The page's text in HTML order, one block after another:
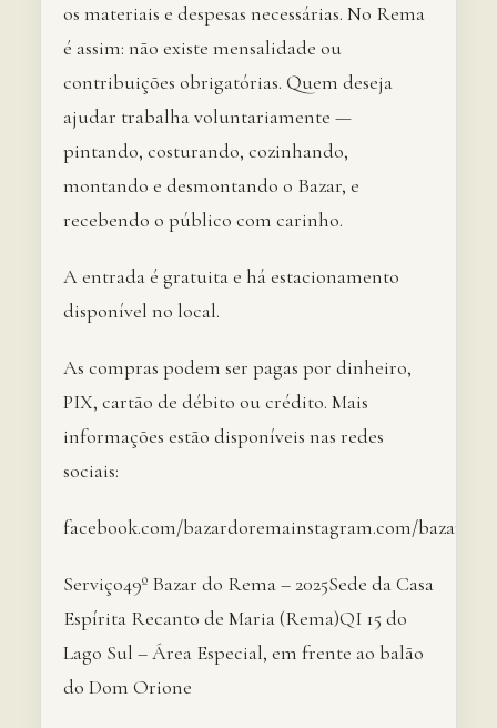
os materiais e despesas necessárias. No Rema
é assim: não existe mensalidade ou
contribuições obrigatórias. Quem deseja
ajudar trabalha voluntariamente —
pintando, costurando, cozinhando,
montando e desmontando o Bazar, e
recebendo o público com carinho.
A entrada é gratuita e há estacionamento
disponível no local.
As compras podem ser pagas por dinheiro,
PIX, cartão de débito ou crédito. Mais
informações estão disponíveis nas redes
sociais:
facebook.com/bazardoremainstagram.com/
Serviço49º Bazar do Rema – 2025Sede da Casa
Espírita Recanto de Maria (Rema)QI 15 do
Lago Sul – Área Especial, em frente ao balão
do Dom Orione